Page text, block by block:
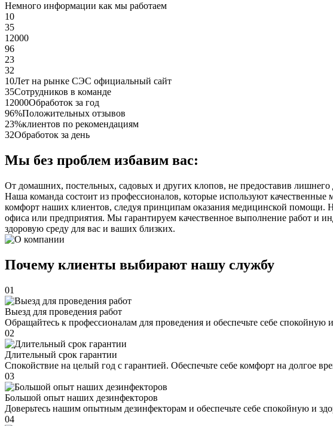
Немного информации как мы работаем
10
35
12000
96
23
32
10Лет на рынке СЭС официальный сайт
35Сотрудников в команде
12000Обработок за год
96%Положительных отзывов
23%клиентов по рекомендациям
32Обработок за день
Мы без проблем избавим вас:
От домашних, постельных, садовых и других клопов, не предоставив лишнего
Наша команда состоит из профессионалов, которые используют
комфорт наших клиентов, следуя принципам оказания медицинской помощи.
офиса или предприятия. Мы гарантируем качественное выполнение работ и
здоровую среду для вас и ваших близких.
Почему клиенты выбирают нашу службу
01
Выезд для проведения работ
Обращайтесь к профессионалам для проведения и обеспечьте себе спокойную
02
Длительный срок гарантии
Спокойствие на целый год с гарантией. Обеспечьте себе комфорт на долгое
03
Большой опыт наших дезинфекторов
Доверьтесь нашим опытным дезинфекторам и обеспечьте себе спокойную и
04